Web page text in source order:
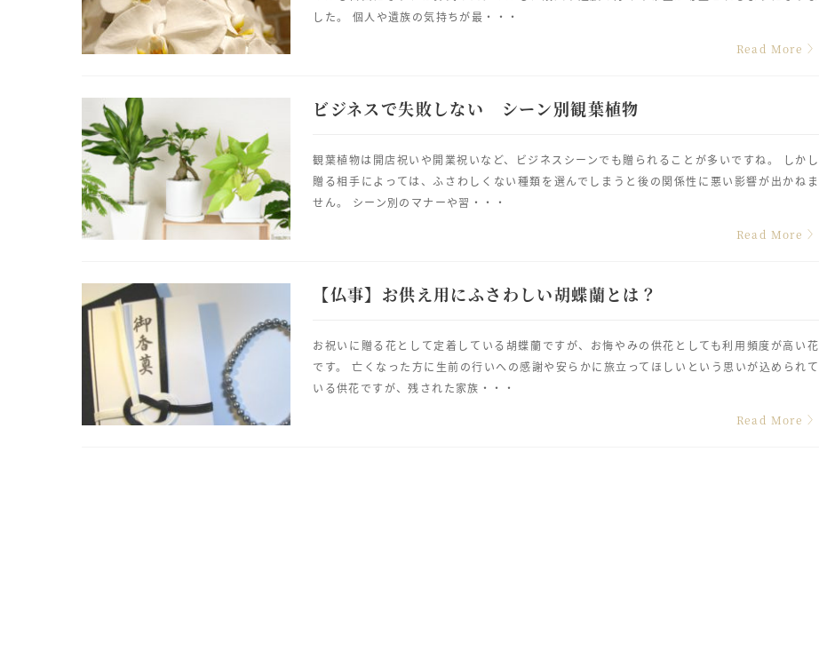
した。 個人や遺族の気持ちが最・・・
Read More 〉
ビジネスで失敗しない シーン別観葉植物
観葉植物は開店祝いや開業祝いなど、ビジネスシーンでも贈られることが多いですね。 しかし
贈る相手によっては、ふさわしくない種類を選んでしまうと後の関係性に悪い影響が出かねま
せん。 シーン別のマナーや習・・・
Read More 〉
【仏事】お供え用にふさわしい胡蝶蘭とは？
お祝いに贈る花として定着している胡蝶蘭ですが、お悔やみの供花としても利用頻度が高い花
です。 亡くなった方に生前の行いへの感謝や安らかに旅立ってほしいという思いが込められて
いる供花ですが、残された家族・・・
Read More 〉